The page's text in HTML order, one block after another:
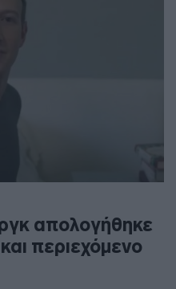
απολογήθηκε
περιεχόμενο